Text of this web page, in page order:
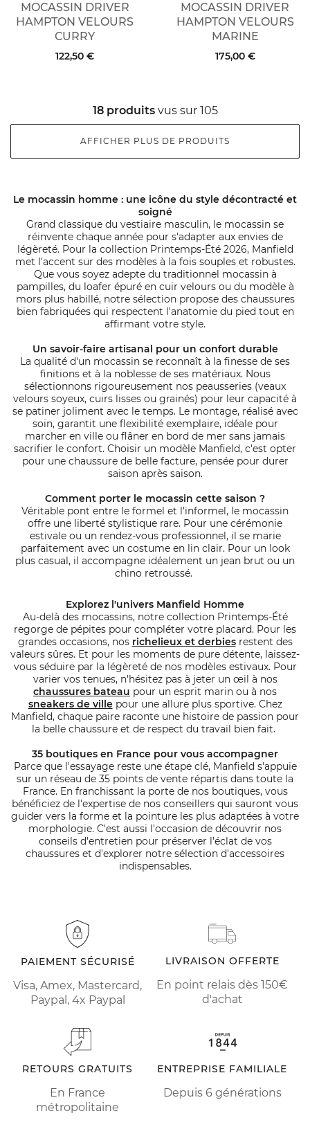
MOCASSIN DRIVER
HAMPTON VELOURS
CURRY
122,50 €
MOCASSIN DRIVER
HAMPTON VELOURS
MARINE
175,00 €
18 produitsvus sur 105
AFFICHER PLUS DE PRODUITS
Le mocassin homme : une icône du style décontracté et
soigné
Grand classique du vestiaire masculin, le mocassin se
réinvente chaque année pour s'adapter aux envies de
légèreté. Pour la collection Printemps-Été 2026, Manfield
met l'accent sur des modèles à la fois souples et robustes.
Que vous soyez adepte du traditionnel mocassin à
pampilles, du loafer épuré en cuir velours ou du modèle à
mors plus habillé, notre sélection propose des chaussures
bien fabriquées qui respectent l'anatomie du pied tout en
affirmant votre style.
Un savoir-faire artisanal pour un confort durable
La qualité d'un mocassin se reconnaît à la finesse de ses
finitions et à la noblesse de ses matériaux. Nous
sélectionnons rigoureusement nos peausseries (veaux
velours soyeux, cuirs lisses ou grainés) pour leur capacité à
se patiner joliment avec le temps. Le montage, réalisé avec
soin, garantit une flexibilité exemplaire, idéale pour
marcher en ville ou flâner en bord de mer sans jamais
sacrifier le confort. Choisir un modèle Manfield, c'est opter
pour une chaussure de belle facture, pensée pour durer
saison après saison.
Comment porter le mocassin cette saison ?
Véritable pont entre le formel et l'informel, le mocassin
offre une liberté stylistique rare. Pour une cérémonie
estivale ou un rendez-vous professionnel, il se marie
parfaitement avec un costume en lin clair. Pour un look
plus casual, il accompagne idéalement un jean brut ou un
chino retroussé.
Explorez l'univers Manfield Homme
Au-delà des mocassins, notre collection Printemps-Été
regorge de pépites pour compléter votre placard. Pour les
grandes occasions, nos richelieux et derbiesrestent des
valeurs sûres. Et pour les moments de pure détente, laissez-
vous séduire par la légèreté de nos modèles estivaux. Pour
varier vos tenues, n'hésitez pas à jeter un œil à nos
chaussures bateau pour un esprit marin ou à nos
sneakers de villepour une allure plus sportive. Chez
Manfield, chaque paire raconte une histoire de passion pour
la belle chaussure et de respect du travail bien fait.
35 boutiques en France pour vous accompagner
Parce que l'essayage reste une étape clé, Manfield s'appuie
sur un réseau de 35 points de vente répartis dans toute la
France. En franchissant la porte de nos boutiques, vous
bénéficiez de l'expertise de nos conseillers qui sauront vous
guider vers la forme et la pointure les plus adaptées à votre
morphologie. C'est aussi l'occasion de découvrir nos
conseils d'entretien pour préserver l'éclat de vos
chaussures et d'explorer notre sélection d'accessoires
indispensables.
PAIEMENT SÉCURISÉ
Visa, Amex, Mastercard,
Paypal, 4x Paypal
LIVRAISON OFFERTE
En point relais dès 150€
d'achat
RETOURS GRATUITS
En France
métropolitaine
ENTREPRISE FAMILIALE
Depuis 6 générations